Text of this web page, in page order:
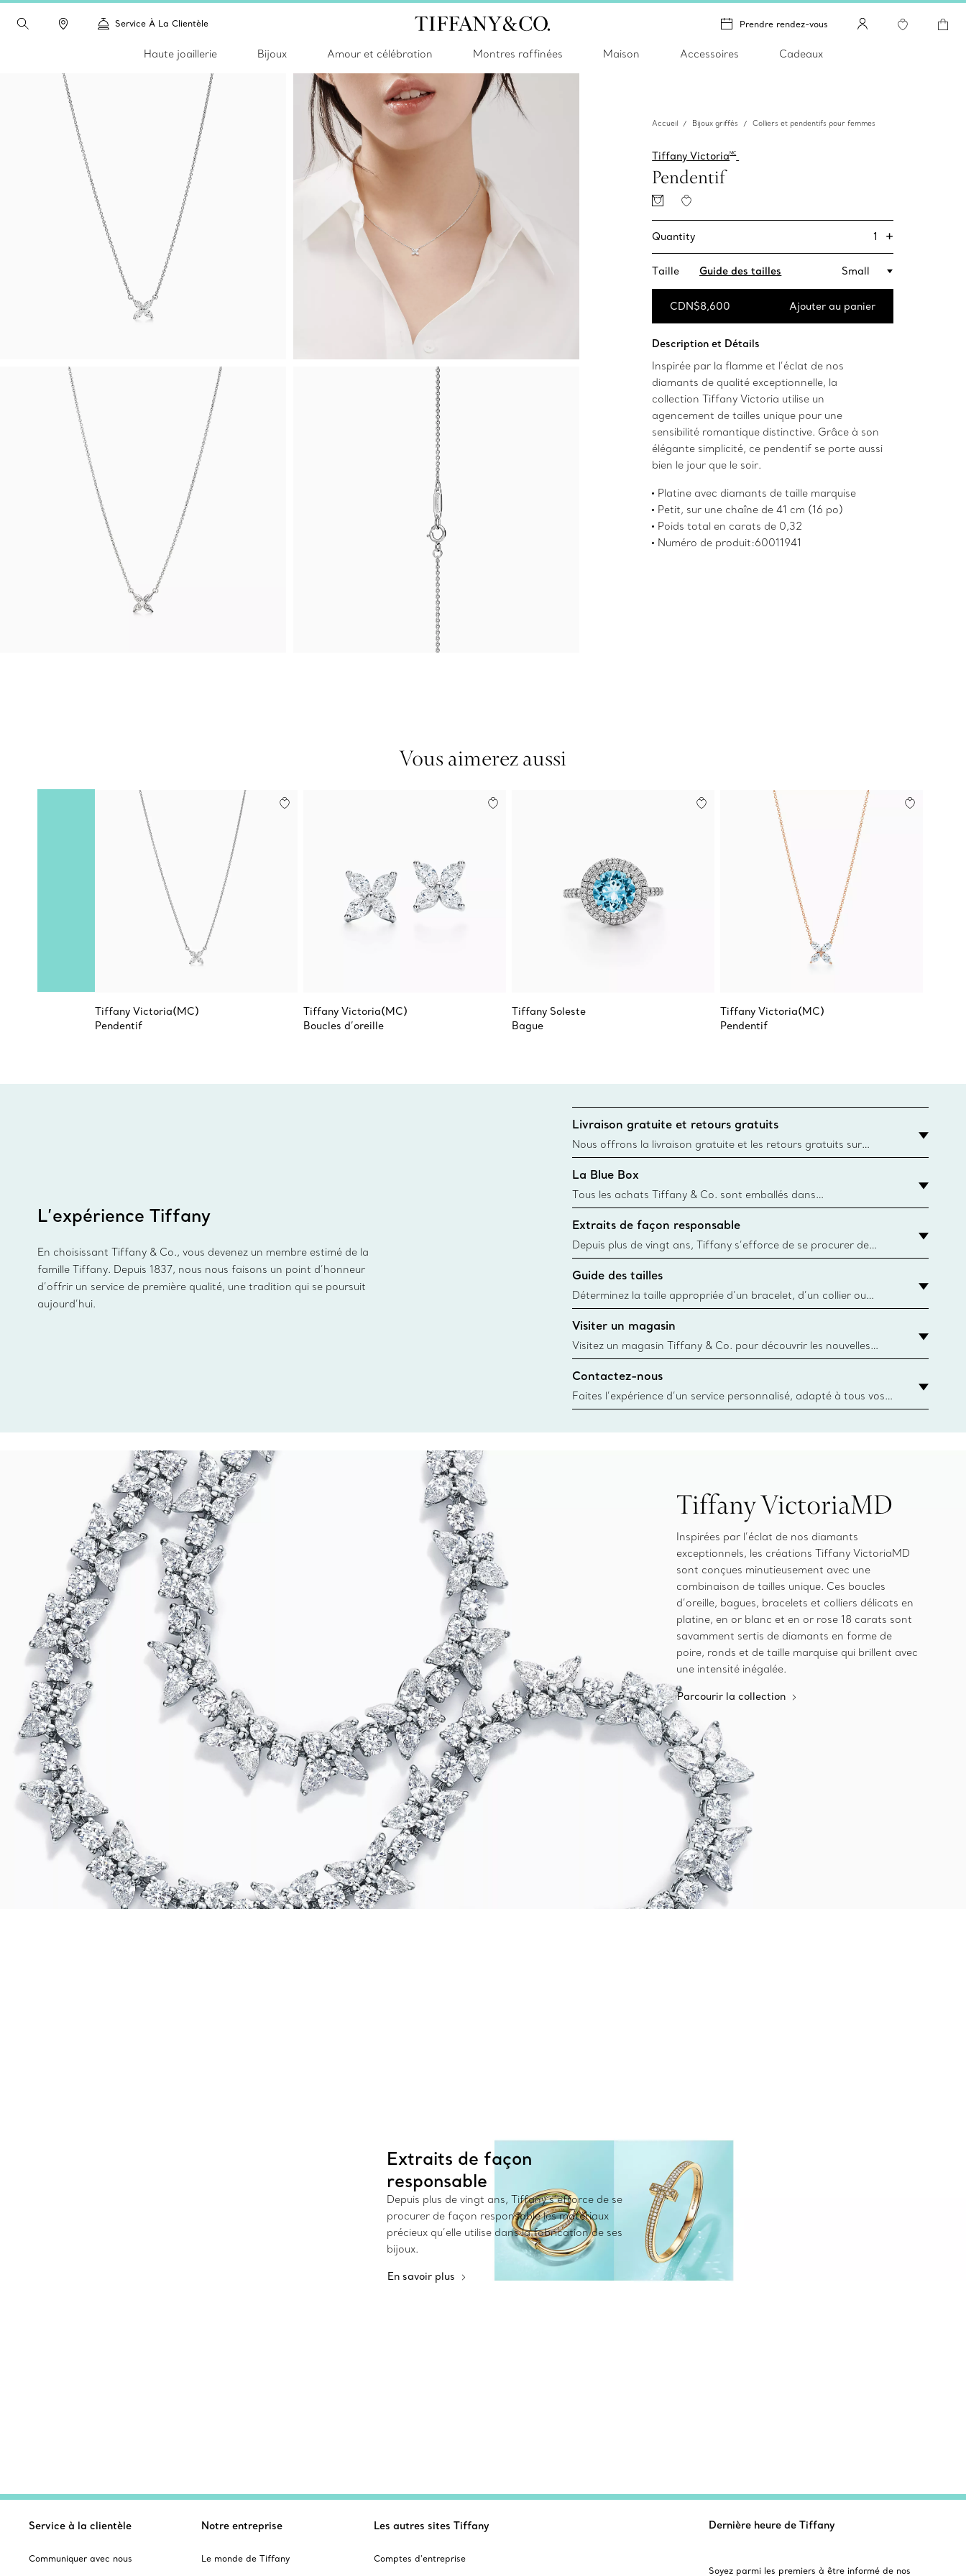
Service À La Clientèle Prendre rendez-vous
Haute joaillerie Bijoux Amour et célébration Montres raffinées Maison Accessoires Cadeaux
Accueil Bijoux griffés Colliers et pendentifs pour femmes
Tiffany VictoriaMC
Pendentif
Quantity 1 +
Taille Guide des tailles Small
CDN$8,600 Ajouter au panier
Description et Détails
Inspirée par la flamme et l’éclat de nos
diamants de qualité exceptionnelle, la
collection Tiffany Victoria utilise un
agencement de tailles unique pour une
sensibilité romantique distinctive. Grâce à son
élégante simplicité, ce pendentif se porte aussi
bien le jour que le soir.
Platine avec diamants de taille marquise
Petit, sur une chaîne de 41 cm (16 po)
Poids total en carats de 0,32
Numéro de produit:60011941
Vous aimerez aussi
Tiffany Victoria(MC)
Pendentif
Tiffany Victoria(MC)
Boucles d’oreille
Tiffany Soleste
Bague
Tiffany Victoria(MC)
Pendentif
L’expérience Tiffany
En choisissant Tiffany & Co., vous devenez un membre estimé de la
famille Tiffany. Depuis 1837, nous nous faisons un point d’honneur
d’offrir un service de première qualité, une tradition qui se poursuit
aujourd’hui.
Livraison gratuite et retours gratuits
Nous offrons la livraison gratuite et les retours gratuits sur
toutes les commandes Tiffany & Co. passées sur le site Web
canadien et dont la destination est l’adresse d’un particulier.
La Blue Box
Tous les achats Tiffany & Co. sont emballés dans
une Tiffany Blue Box. Bien que l'histoire de cet emballage célèbre
remonte à 1886, toutes les Blue Box et sacs sont aujourd'hui
fabriqués à partir de papier provenant de sources durables et de
matières
Extraits de façon responsable
Depuis plus de vingt ans, Tiffany s’efforce de se procurer de
façon responsable les matériaux précieux utilisés dans la
fabrication de ses bijoux. En apprendre davantage
Guide des tailles
Déterminez la taille appropriée d’un bracelet, d’un collier ou
d’une bague grâce au guide des tailles de Tiffany & Co.
Visiter un magasin
Visitez un magasin Tiffany & Co. pour découvrir les nouvelles
créations, les collections emblématiques et bien plus encore.
Trouver le magasin le plus près
Contactez-nous
Faites l’expérience d’un service personnalisé, adapté à tous vos
besoins par les conseillers à la clientèle Tiffany & Co. Que ce soit
Tiffany VictoriaMD
Inspirées par l’éclat de nos diamants
exceptionnels, les créations Tiffany VictoriaMD
sont conçues minutieusement avec une
combinaison de tailles unique. Ces boucles
d’oreille, bagues, bracelets et colliers délicats en
platine, en or blanc et en or rose 18 carats sont
savamment sertis de diamants en forme de
poire, ronds et de taille marquise qui brillent avec
une intensité inégalée.
Parcourir la collection
Extraits de façon
responsable
Depuis plus de vingt ans, Tiffany s’efforce de se
procurer de façon responsable les matériaux
précieux qu’elle utilise dans la fabrication de ses
bijoux.
En savoir plus
Service à la clientèle
Communiquer avec nous
Notre entreprise
Le monde de Tiffany
Les autres sites Tiffany
Comptes d’entreprise
Dernière heure de Tiffany
Soyez parmi les premiers à être informé de nos